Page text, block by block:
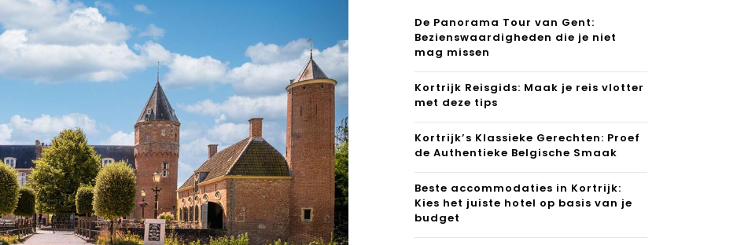
De Panorama Tour van Gent:
Bezienswaardigheden die je niet
mag missen
Kortrijk Reisgids: Maak je reis vlotter
met deze tips
Kortrijk’s Klassieke Gerechten: Proef
de Authentieke Belgische Smaak
Beste accommodaties in Kortrijk:
Kies het juiste hotel op basis van je
budget